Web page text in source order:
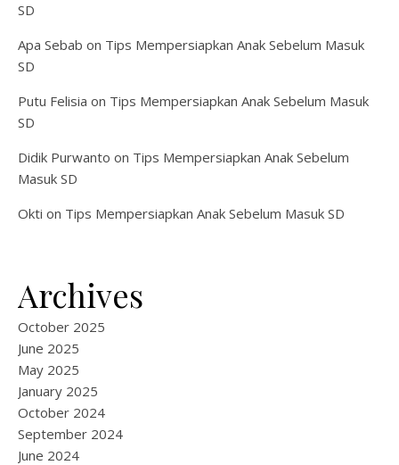
SD
Apa Sebab on Tips Mempersiapkan Anak Sebelum Masuk
SD
Putu Felisia on Tips Mempersiapkan Anak Sebelum Masuk
SD
Didik Purwanto on Tips Mempersiapkan Anak Sebelum
Masuk SD
Okti on Tips Mempersiapkan Anak Sebelum Masuk SD
Archives
October 2025
June 2025
May 2025
January 2025
October 2024
September 2024
June 2024